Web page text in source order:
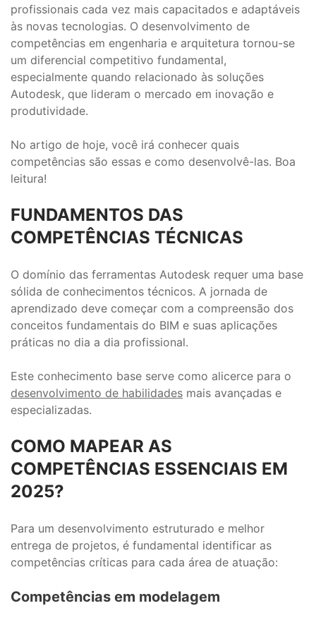
profissionais cada vez mais capacitados e adaptáveis
às novas tecnologias. O desenvolvimento de
competências em engenharia e arquitetura tornou-se
um diferencial competitivo fundamental,
especialmente quando relacionado às soluções
Autodesk, que lideram o mercado em inovação e
produtividade.
No artigo de hoje, você irá conhecer quais
competências são essas e como desenvolvê-las. Boa
leitura!
FUNDAMENTOS DAS
COMPETÊNCIAS TÉCNICAS
O domínio das ferramentas Autodesk requer uma base
sólida de conhecimentos técnicos. A jornada de
aprendizado deve começar com a compreensão dos
conceitos fundamentais do BIM e suas aplicações
práticas no dia a dia profissional.
Este conhecimento base serve como alicerce para o
desenvolvimento de habilidades mais avançadas e
especializadas.
COMO MAPEAR AS
COMPETÊNCIAS ESSENCIAIS EM
2025?
Para um desenvolvimento estruturado e melhor
entrega de projetos, é fundamental identificar as
competências críticas para cada área de atuação:
Competências em modelagem